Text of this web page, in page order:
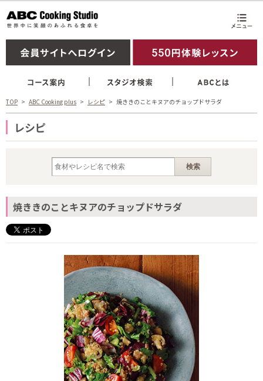
TOP ABC Cooking plus レシピ 焼ききのことキヌアのチョップドサラダ
レシピ
焼ききのことキヌアのチョップドサラダ